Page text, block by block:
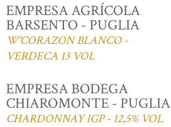
EMPRESA AGRÍCOLA
BARSENTO - PUGLIA
W'CORAZON BLANCO -
VERDECA 13 VOL
EMPRESA BODEGA
CHIAROMONTE - PUGLIA
CHARDONNAY IGP - 12,5% VOL